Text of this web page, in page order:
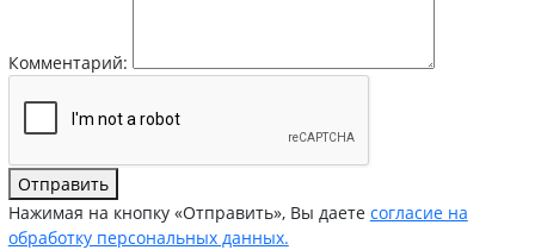
Комментарий:
Отправить
Нажимая на кнопку «Отправить», Вы даете согласие на
обработку персональных данных.